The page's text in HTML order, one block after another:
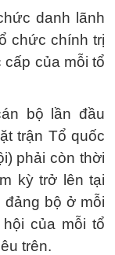
danh lãnh
chức chính trị
cấp của mỗi tổ
bộ lần đầu
trận Tổ quốc
phải còn thời
kỳ trở lên tại
bộ ở mỗi
của mỗi tổ
trên.